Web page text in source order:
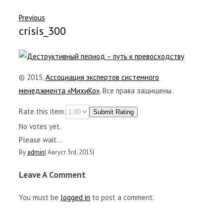
Previous
crisis_300
© 2015,Ассоциация экспертов системного
менеджмента «МихиКо». Все права защищены.
Rate this item: Submit Rating
No votes yet.
Please wait...
By admin| Август 3rd, 2015|
Leave A Comment
You must be logged in to post a comment.